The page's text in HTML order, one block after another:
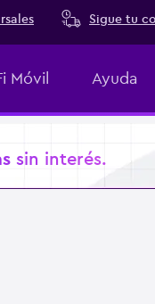
Sigue tu
Móvil Ayuda
sin interés.